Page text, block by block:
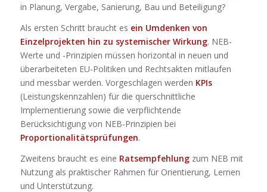
in Planung, Vergabe, Sanierung, Bau und Beteiligung?
Als ersten Schritt braucht es ein Umdenken von
Einzelprojekten hin zu systemischer Wirkung. NEB-
Werte und -Prinzipien müssen horizontal in neuen und
überarbeiteten EU-Politiken und Rechtsakten mitlaufen
und messbar werden. Vorgeschlagen werden KPIs
(Leistungskennzahlen) für die querschnittliche
Implementierung sowie die verpflichtende
Berücksichtigung von NEB-Prinzipien bei
Proportionalitätsprüfungen.
Zweitens braucht es eine Ratsempfehlungzum NEB mit
Nutzung als praktischer Rahmen für Orientierung, Lernen
und Unterstützung.